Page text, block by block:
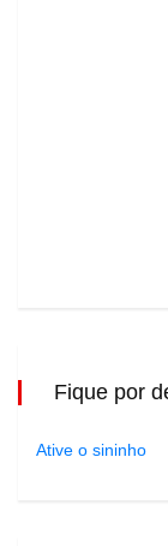
Fique por
Ative o sininho